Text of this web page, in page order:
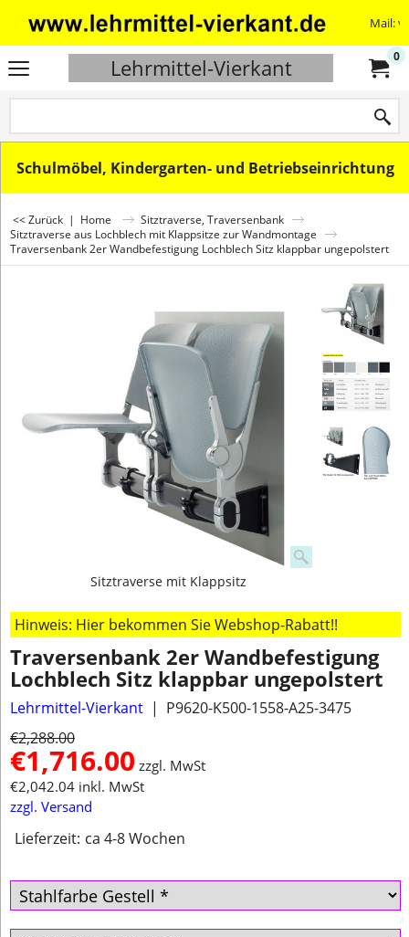
Mail:
Lehrmittel-Vierkant 0
Schulmöbel, Kindergarten- und Betriebseinrichtung
<< Zurück | Home
Sitztraverse, Traversenbank
Sitztraverse aus Lochblech mit Klappsitze zur Wandmontage
Traversenbank 2er Wandbefestigung Lochblech Sitz klappbar ungepolstert
Sitztraverse mit Klappsitz
Hinweis: Hier bekommen Sie Webshop-Rabatt!!
Traversenbank 2er Wandbefestigung
Lochblech Sitz klappbar ungepolstert
Lehrmittel-Vierkant
P9620-K500-1558-A25-3475
€2,288.00
€1,716.00 zzgl. MwSt
€2,042.04 inkl. MwSt
zzgl. Versand
Lieferzeit: ca 4-8 Wochen